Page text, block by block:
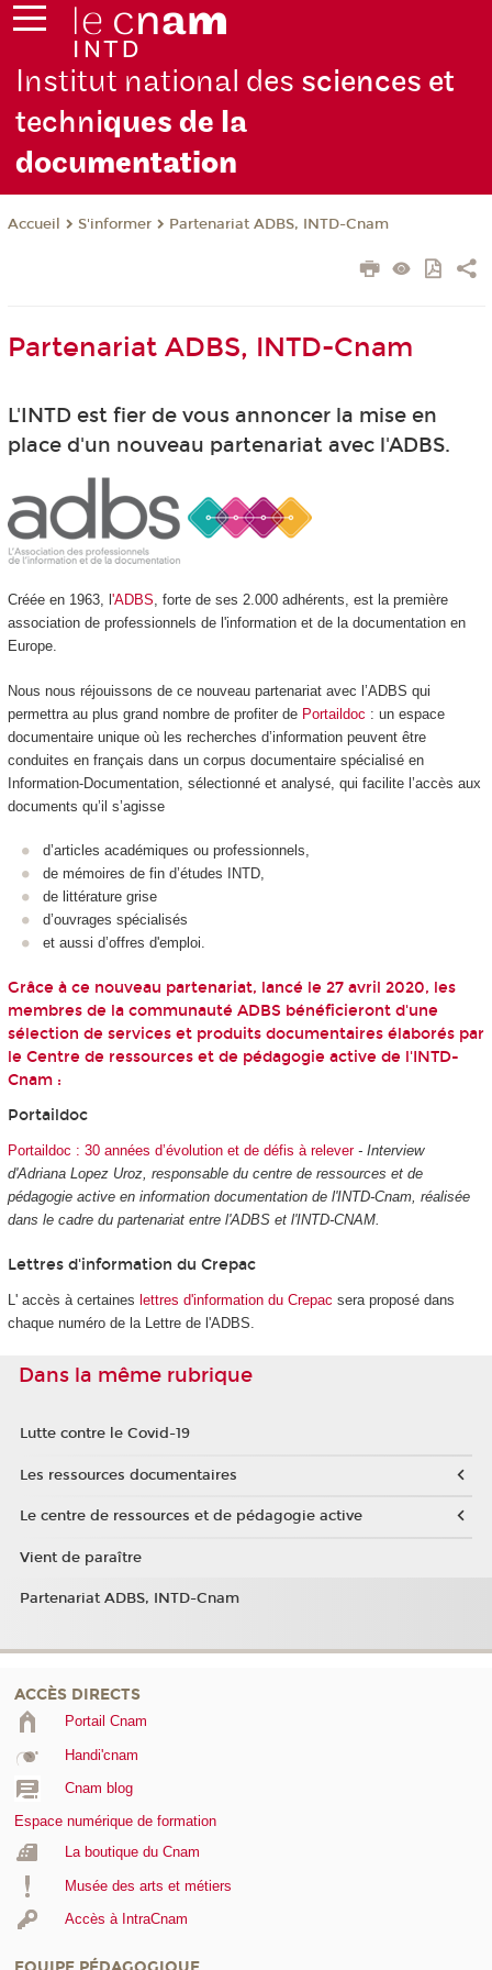
Institut national des sciences et
techniques de la
documentation
Accueil S'informer Partenariat ADBS, INTD-Cnam
Partenariat ADBS, INTD-Cnam
L'INTD est fier de vous annoncer la mise en
place d'un nouveau partenariat avec l'ADBS.
Créée en 1963, l 'ADBS, forte de ses 2.000 adhérents, est la première
association de professionnels de l'information et de la documentation en
Europe.
Nous nous réjouissons de ce nouveau partenariat avec l’ADBS qui
permettra au plus grand nombre de profiter de Portaildoc : un espace
documentaire unique où les recherches d’information peuvent être
conduites en français dans un corpus documentaire spécialisé en
Information-Documentation, sélectionné et analysé, qui facilite l’accès aux
documents qu’il s’agisse
d’articles académiques ou professionnels,
de mémoires de fin d’études INTD,
de littérature grise
d’ouvrages spécialisés
et aussi d’offres d'emploi.
Grâce à ce nouveau partenariat, lancé le 27 avril 2020, les
membres de la communauté ADBS bénéficieront d'une
sélection de services et produits documentaires élaborés par
le Centre de ressources et de pédagogie active de l'INTD-
Cnam :
Portaildoc
Portaildoc : 30 années d’évolution et de défis à relever - Interview
d'Adriana Lopez Uroz, responsable du centre de ressources et de
pédagogie active en information documentation de l'INTD-Cnam, réalisée
dans le cadre du partenariat entre l'ADBS et l'INTD-CNAM.
Lettres d'information du Crepac
L' accès à certaines lettres d'information du Crepac sera proposé dans
chaque numéro de la Lettre de l'ADBS.
Dans la même rubrique
Lutte contre le Covid-19
Les ressources documentaires
Le centre de ressources et de pédagogie active
Vient de paraître
Partenariat ADBS, INTD-Cnam
ACCÈS DIRECTS
Portail Cnam
Handi'cnam
Cnam blog
Espace numérique de formation
La boutique du Cnam
Musée des arts et métiers
Accès à IntraCnam